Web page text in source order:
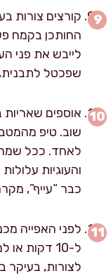
קורצים צורות
החותכן בקמח
לייבש את פני
שפכטל לתבנית, במרווח של 2
אוספים
שוב. טיפ
לאחד. ככל
והעוגיות
כבר “עייף”, מקררים אותו 10
לפני האפייה
לצורות, בעיקר